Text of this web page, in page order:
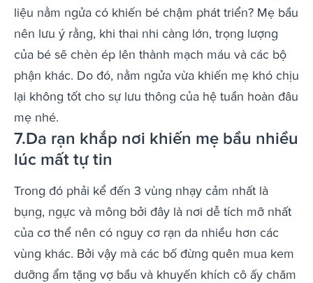
liệu nằm ngửa có khiến bé chậm phát triển? Mẹ bầu
nên lưu ý rằng, khi thai nhi càng lớn, trọng lượng
của bé sẽ chèn ép lên thành mạch máu và các bộ
phận khác. Do đó, nằm ngửa vừa khiến mẹ khó chịu
lại không tốt cho sự lưu thông của hệ tuần hoàn đâu
mẹ nhé.
7.Da rạn khắp nơi khiến mẹ bầu nhiều
lúc mất tự tin
Trong đó phải kể đến 3 vùng nhạy cảm nhất là
bụng, ngực và mông bởi đây là nơi dễ tích mỡ nhất
của cơ thể nên có nguy cơ rạn da nhiều hơn các
vùng khác. Bởi vậy mà các bố đừng quên mua kem
dưỡng ẩm tặng vợ bầu và khuyến khích cô ấy chăm